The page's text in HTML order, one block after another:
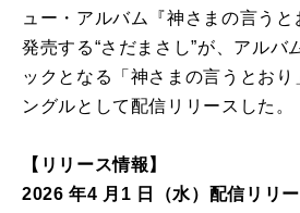
ュー・アルバム『神さまの言う
発売する“さだまさし”が、アルバ
ックとなる「神さまの言うとお
ングルとして配信リリースした。
【リリース情報】
2026 年4 月1 日（水）配信リリ